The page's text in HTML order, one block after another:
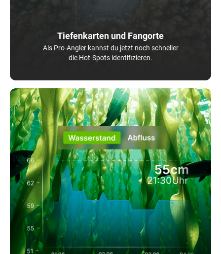
Tiefenkarten und Fangorte
Als Pro-Angler kannst du jetzt noch schneller
die Hot-Spots identifizieren.